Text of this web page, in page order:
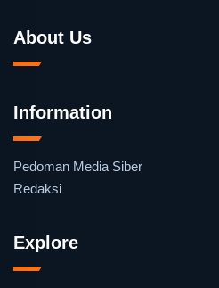
About Us
Information
Pedoman Media Siber
Redaksi
Explore